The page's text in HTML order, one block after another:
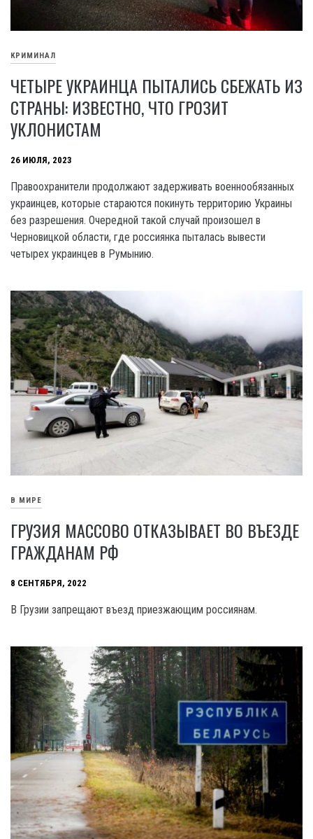
КРИМИНАЛ
ЧЕТЫРЕ УКРАИНЦА ПЫТАЛИСЬ СБЕЖАТЬ ИЗ
СТРАНЫ: ИЗВЕСТНО, ЧТО ГРОЗИТ
УКЛОНИСТАМ
26 ИЮЛЯ, 2023
Правоохранители продолжают задерживать военнообязанных
украинцев, которые стараются покинуть территорию Украины
без разрешения. Очередной такой случай произошел в
Черновицкой области, где россиянка пыталась вывести
четырех украинцев в Румынию.
В МИРЕ
ГРУЗИЯ МАССОВО ОТКАЗЫВАЕТ ВО ВЪЕЗДЕ
ГРАЖДАНАМ РФ
8 СЕНТЯБРЯ, 2022
В Грузии запрещают въезд приезжающим россиянам.